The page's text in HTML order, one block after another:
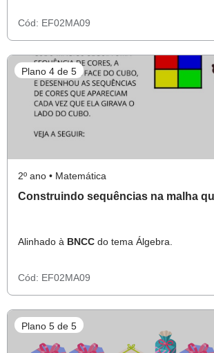
Cód: EF02MA09
Plano 4 de 5
2º ano • Matemática
Construindo sequências na malha
Alinhado à BNCC do tema Álgebra.
Cód: EF02MA09
Plano 5 de 5